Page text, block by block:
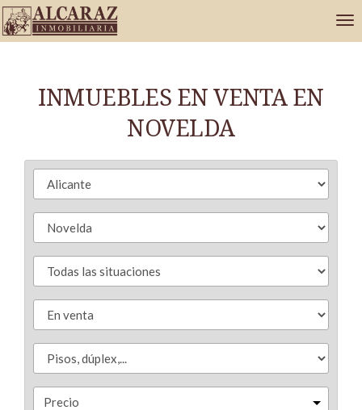
INMUEBLES EN VENTA EN
NOVELDA
Precio